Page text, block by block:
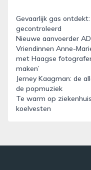
Gevaarlijk gas
gecontroleerd
Nieuwe aanvoerder
Vriendinnen Anne-
met Haagse
maken’
Jerney Kaagman: de
de popmuziek
Te warm op
koelvesten